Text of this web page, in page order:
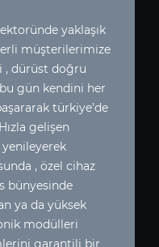
yaklaşık
müşterilerimize
, dürüst doğru
gün kendini her
türkiye’de
gelişen
yenileyerek
, özel cihaz
bünyesinde
ya da yüksek
modülleri
garantili bir